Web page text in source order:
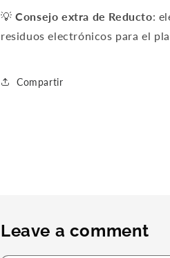
💡 Consejo extra de Reducto:
residuos electrónicos para el
Compartir
Leave a comment